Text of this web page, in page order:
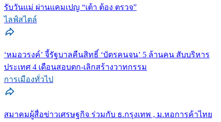
รับวันแม่ ผ่านแคมเปญ “เต้า ต้อง ตรวจ”
ไลฟ์สไตล์
‘หมอวรงค์’ จี้รัฐบาลคืนสิทธิ์ ‘บัตรคนจน’ 5 ล้านคน สับบริหาร
ประเทศ 4 เดือนสอบตก-เลิกสร้างวาทกรรม
การเมืองทั่วไป
สมาคมผู้สื่อข่าวเศรษฐกิจ ร่วมกับ ธ.กรุงเทพ , ม.หอการค้าไทย